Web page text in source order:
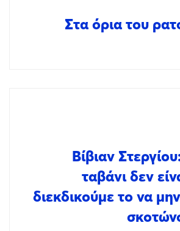
Στα όρια του
Βίβιαν
ταβάνι δεν
διεκδικούμε το να